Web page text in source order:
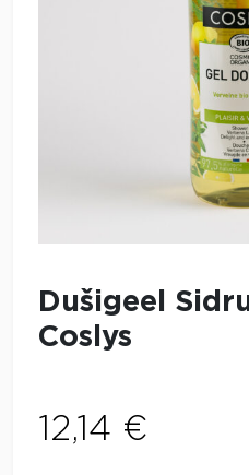
Dušigeel
Coslys
12,14 €